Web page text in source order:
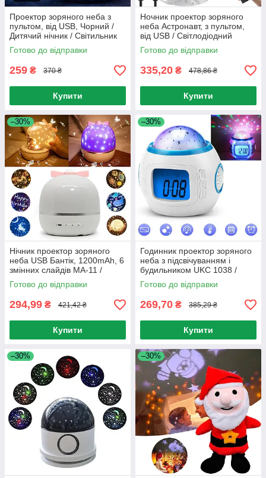
Проектор зоряного неба з
пультом, від USB, Чорний /
Дитячий нічник / Світильник
дитячий / Проектор-нічник /
Нічний світильник
Готово до відправки
259 ₴ 370 ₴
Купити
Ночник проектор зоряного
неба Астронавт, з пультом,
від USB / Світлодіодний
дитячий нічник / LED лампа
Готово до відправки
335,20 ₴ 478,86 ₴
Купити
–30%
Нічник проектор зоряного
неба USB Бантік, 1200mAh, 6
змінних слайдів MA-11 /
Дитячий настільний нічник-
лампа
Готово до відправки
294,99 ₴ 421,42 ₴
Купити
–30%
Годинник проектор зоряного
неба з підсвічуванням і
будильником UKC 1038 /
Дитячий музичний нічник
Готово до відправки
269,70 ₴ 385,29 ₴
Купити
–30% –30%